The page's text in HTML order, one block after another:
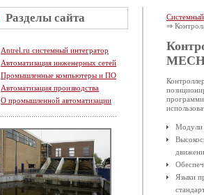
Разделы сайта
Antrel.ru системный интегратор
Автоматизация инженерных сетей
Промышленные компьютеры и ПО
Автоматизация производства
О промышленной автоматизации
⇒
Модули
Языки